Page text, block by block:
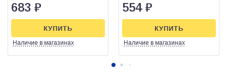
683 ₽
Наличие в магазинах
КУПИТЬ
554 ₽
Наличие в магазинах
КУПИТЬ